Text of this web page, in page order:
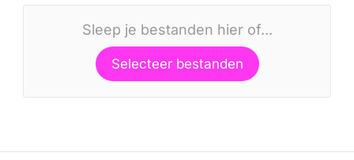
Sleep je bestanden hier of...
Selecteer bestanden